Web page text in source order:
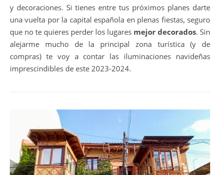
y decoraciones. Si tienes entre tus próximos planes darte
una vuelta por la capital española en plenas fiestas, seguro
que no te quieres perder los lugares mejor decorados. Sin
alejarme mucho de la principal zona turística (y de
compras) te voy a contar las iluminaciones navideñas
imprescindibles de este 2023-2024.